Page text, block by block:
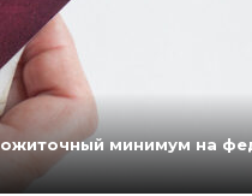
минимум на